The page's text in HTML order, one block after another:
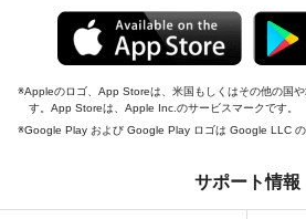
Appleのロゴ、App Storeは、米国もしくはその他の国
す。App Storeは、Apple Inc.のサービスマークです。
Google Play および Google Play ロゴは Google LLC の
サポート情報